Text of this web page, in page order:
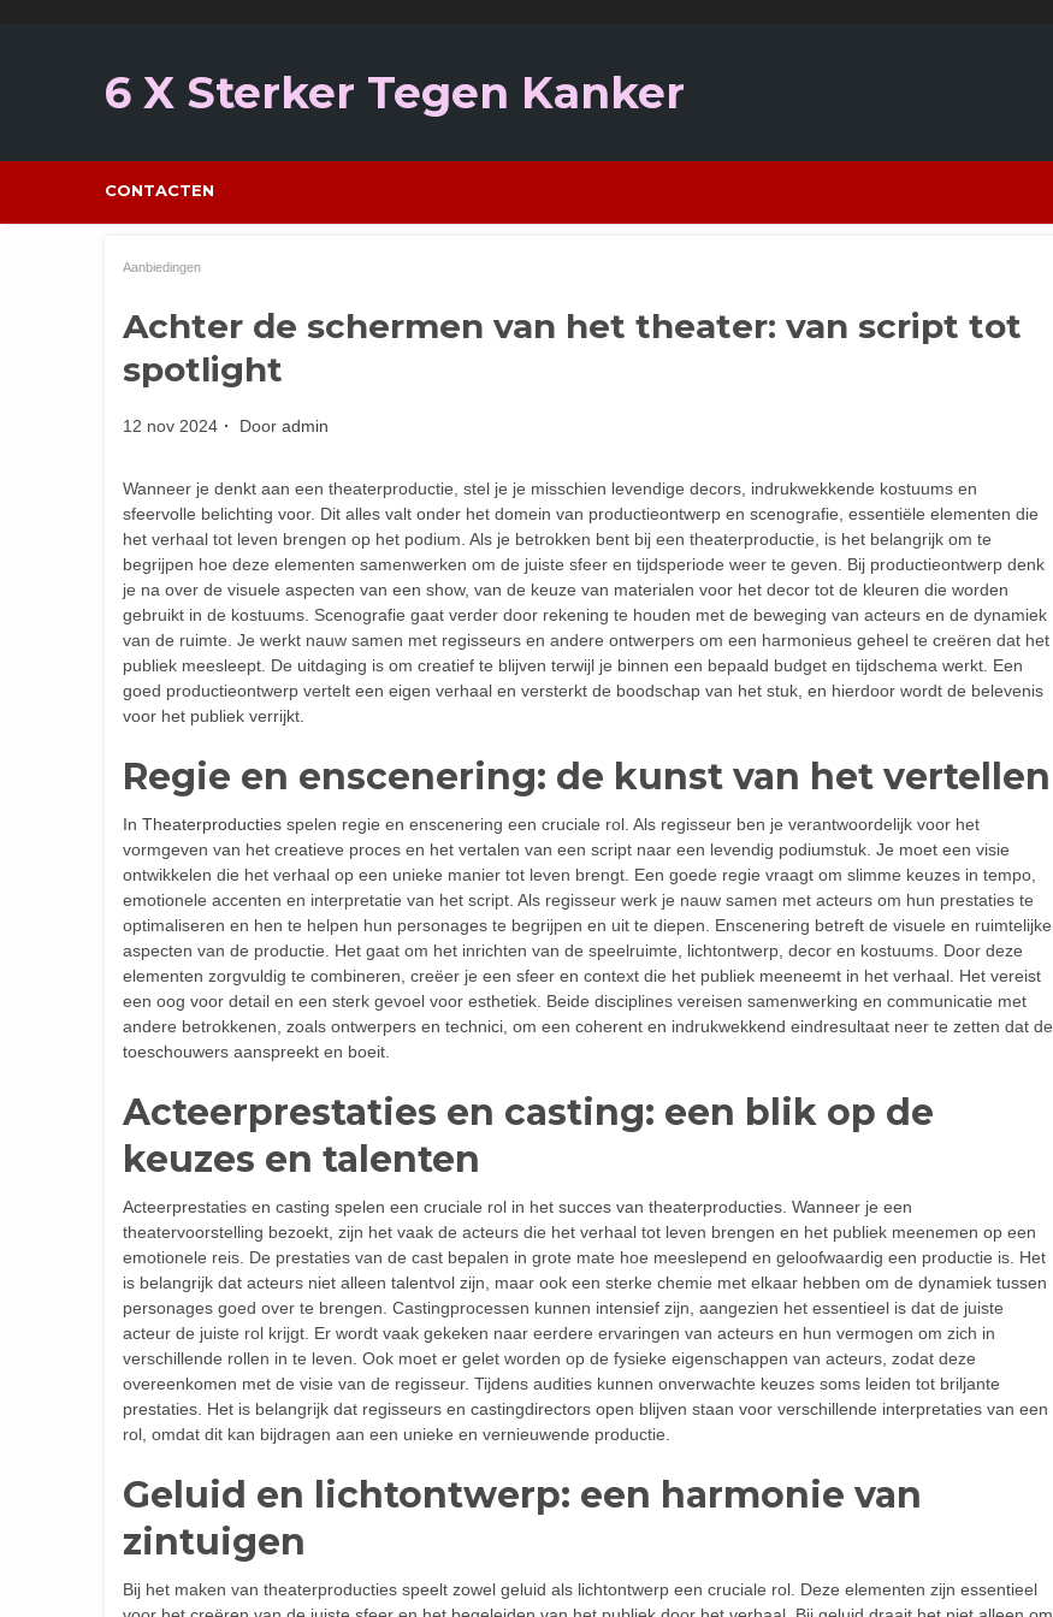
6 X Sterker Tegen Kanker
CONTACTEN
Aanbiedingen
Achter de schermen van het theater: van script tot
spotlight
12 nov 2024 Door admin
Wanneer je denkt aan een theaterproductie, stel je je misschien levendige decors, indrukwekkende kostuums en
sfeervolle belichting voor. Dit alles valt onder het domein van productieontwerp en scenografie, essentiële elementen die
het verhaal tot leven brengen op het podium. Als je betrokken bent bij een theaterproductie, is het belangrijk om te
begrijpen hoe deze elementen samenwerken om de juiste sfeer en tijdsperiode weer te geven. Bij productieontwerp denk
je na over de visuele aspecten van een show, van de keuze van materialen voor het decor tot de kleuren die worden
gebruikt in de kostuums. Scenografie gaat verder door rekening te houden met de beweging van acteurs en de dynamiek
van de ruimte. Je werkt nauw samen met regisseurs en andere ontwerpers om een harmonieus geheel te creëren dat het
publiek meesleept. De uitdaging is om creatief te blijven terwijl je binnen een bepaald budget en tijdschema werkt. Een
goed productieontwerp vertelt een eigen verhaal en versterkt de boodschap van het stuk, en hierdoor wordt de belevenis
voor het publiek verrijkt.
Regie en enscenering: de kunst van het vertellen
In Theaterproducties spelen regie en enscenering een cruciale rol. Als regisseur ben je verantwoordelijk voor het
vormgeven van het creatieve proces en het vertalen van een script naar een levendig podiumstuk. Je moet een visie
ontwikkelen die het verhaal op een unieke manier tot leven brengt. Een goede regie vraagt om slimme keuzes in tempo,
emotionele accenten en interpretatie van het script. Als regisseur werk je nauw samen met acteurs om hun prestaties te
optimaliseren en hen te helpen hun personages te begrijpen en uit te diepen. Enscenering betreft de visuele en ruimtelijke
aspecten van de productie. Het gaat om het inrichten van de speelruimte, lichtontwerp, decor en kostuums. Door deze
elementen zorgvuldig te combineren, creëer je een sfeer en context die het publiek meeneemt in het verhaal. Het vereist
een oog voor detail en een sterk gevoel voor esthetiek. Beide disciplines vereisen samenwerking en communicatie met
andere betrokkenen, zoals ontwerpers en technici, om een coherent en indrukwekkend eindresultaat neer te zetten dat de
toeschouwers aanspreekt en boeit.
Acteerprestaties en casting: een blik op de
keuzes en talenten
Acteerprestaties en casting spelen een cruciale rol in het succes van theaterproducties. Wanneer je een
theatervoorstelling bezoekt, zijn het vaak de acteurs die het verhaal tot leven brengen en het publiek meenemen op een
emotionele reis. De prestaties van de cast bepalen in grote mate hoe meeslepend en geloofwaardig een productie is. Het
is belangrijk dat acteurs niet alleen talentvol zijn, maar ook een sterke chemie met elkaar hebben om de dynamiek tussen
personages goed over te brengen. Castingprocessen kunnen intensief zijn, aangezien het essentieel is dat de juiste
acteur de juiste rol krijgt. Er wordt vaak gekeken naar eerdere ervaringen van acteurs en hun vermogen om zich in
verschillende rollen in te leven. Ook moet er gelet worden op de fysieke eigenschappen van acteurs, zodat deze
overeenkomen met de visie van de regisseur. Tijdens audities kunnen onverwachte keuzes soms leiden tot briljante
prestaties. Het is belangrijk dat regisseurs en castingdirectors open blijven staan voor verschillende interpretaties van een
rol, omdat dit kan bijdragen aan een unieke en vernieuwende productie.
Geluid en lichtontwerp: een harmonie van
zintuigen
Bij het maken van theaterproducties speelt zowel geluid als lichtontwerp een cruciale rol. Deze elementen zijn essentieel